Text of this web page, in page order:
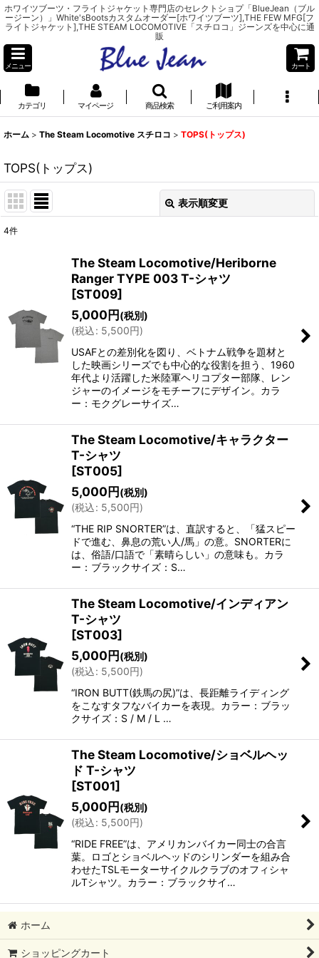
ホワイツブーツ・フライトジャケット専門店のセレクトショプ「BlueJean（ブル
ージーン）」White'sBootsカスタムオーダー[ホワイツブーツ],THE FEW MFG[フ
ライトジャケット],THE STEAM LOCOMOTIVE「スチロコ」ジーンズを中心に通
販
メニュー カート
カテゴリ マイページ 商品検索 ご利用案内
ホーム > The Steam Locomotive スチロコ > TOPS(トップス)
TOPS(トップス)
表示順変更
絞り込む
4件
The Steam Locomotive/Heriborne
Ranger TYPE 003 T-シャツ
[ST009]
5,000円(税別)
(税込: 5,500円)
USAFとの差別化を図り、ベトナム戦争を題材と
した映画シリーズでも中心的な役割を担う、1960
年代より活躍した米陸軍ヘリコプター部隊、レン
ジャーのイメージをモチーフにデザイン。カラ
ー：モクグレーサイズ…
The Steam Locomotive/キャラクター
T-シャツ
[ST005]
5,000円(税別)
(税込: 5,500円)
“THE RIP SNORTER”は、直訳すると、「猛スピー
ドで進む、鼻息の荒い人/馬」の意。SNORTERに
は、俗語/口語で「素晴らしい」の意味も。カラ
ー：ブラックサイズ：S…
The Steam Locomotive/インディアン
T-シャツ
[ST003]
5,000円(税別)
(税込: 5,500円)
“IRON BUTT(鉄馬の尻)”は、長距離ライディング
をこなすタフなバイカーを表現。カラー：ブラッ
クサイズ：S / M / L …
The Steam Locomotive/ショベルヘッ
ド T-シャツ
[ST001]
5,000円(税別)
(税込: 5,500円)
“RIDE FREE”は、アメリカンバイカー同士の合言
葉。ロゴとショベルヘッドのシリンダーを組み合
わせたTSLモーターサイクルクラブのオフィシャ
ルTシャツ。カラー：ブラックサイ…
ホーム
ショッピングカート